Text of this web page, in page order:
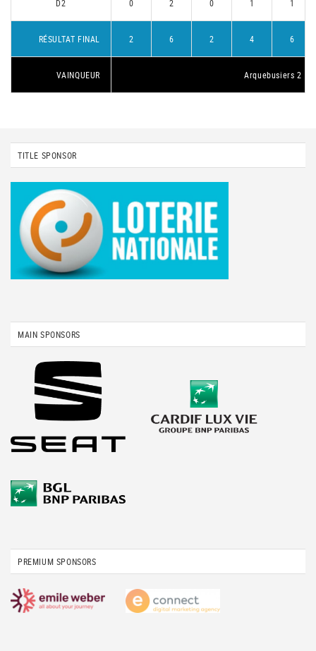
D2 0 2 0 1 1
RÉSULTAT FINAL 2 6 2 4 6
VAINQUEUR Arquebusiers 2
TITLE SPONSOR
MAIN SPONSORS
PREMIUM SPONSORS